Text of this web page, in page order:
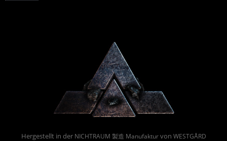
Hergestellt in der NICHTRAUM 製造 Manufakturvon WESTGÅRD
Powered By :